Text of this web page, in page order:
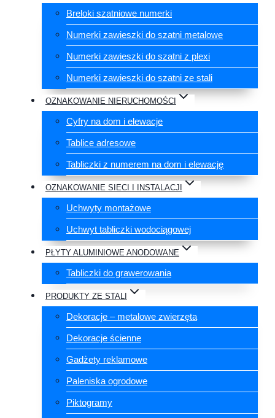
Breloki szatniowe numerki
Numerki zawieszki do szatni metalowe
Numerki zawieszki do szatni z plexi
Numerki zawieszki do szatni ze stali
OZNAKOWANIE NIERUCHOMOŚCI
Cyfry na dom i elewacje
Tablice adresowe
Tabliczki z numerem na dom i elewację
OZNAKOWANIE SIECI I INSTALACJI
Uchwyty montażowe
Uchwyt tabliczki wodociągowej
PŁYTY ALUMINIOWE ANODOWANE
Tabliczki do grawerowania
PRODUKTY ZE STALI
Dekoracje – metalowe zwierzęta
Dekoracje ścienne
Gadżety reklamowe
Paleniska ogrodowe
Piktogramy